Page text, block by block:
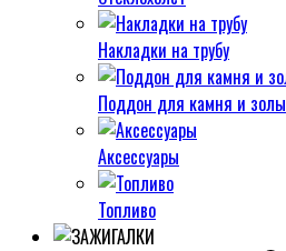
Накладки на трубу
Поддон для камня и золы
Аксессуары
Топливо